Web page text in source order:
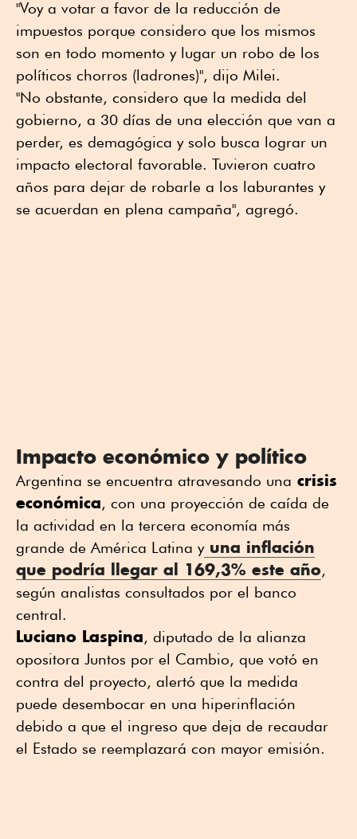
"Voy a votar a favor de la reducción de
impuestos porque considero que los mismos
son en todo momento y lugar un robo de los
políticos chorros (ladrones)", dijo Milei.
"No obstante, considero que la medida del
gobierno, a 30 días de una elección que van a
perder, es demagógica y solo busca lograr un
impacto electoral favorable. Tuvieron cuatro
años para dejar de robarle a los laburantes y
se acuerdan en plena campaña", agregó.
Impacto económico y político
Argentina se encuentra atravesando una crisis
económica, con una proyección de caída de
la actividad en la tercera economía más
grande de América Latina yuna inflación
que podría llegar al 169,3% este año,
según analistas consultados por el banco
central.
Luciano Laspina, diputado de la alianza
opositora Juntos por el Cambio, que votó en
contra del proyecto, alertó que la medida
puede desembocar en una hiperinflación
debido a que el ingreso que deja de recaudar
el Estado se reemplazará con mayor emisión.